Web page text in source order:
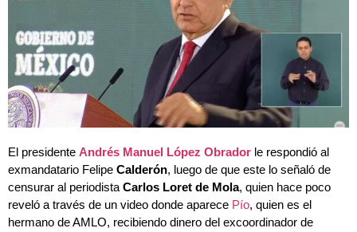
El presidente Andrés Manuel López Obrador le respondió al
exmandatario Felipe Calderón, luego de que este lo señaló de
censurar al periodista Carlos Loret de Mola, quien hace poco
reveló a través de un video donde aparece Pío, quien es el
hermano de AMLO, recibiendo dinero del excoordinador de